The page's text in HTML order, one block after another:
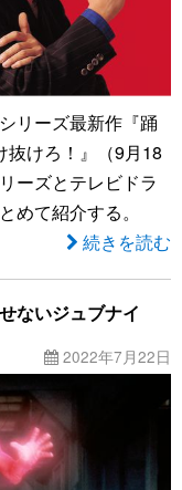
リーズ最新作『踊
抜けろ！』（9月18
ーズとテレビドラ
めて紹介する。
続きを読む
ないジュブナイ
2022年7月22日